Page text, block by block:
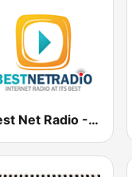
Best Net Radio - Alternative Rock